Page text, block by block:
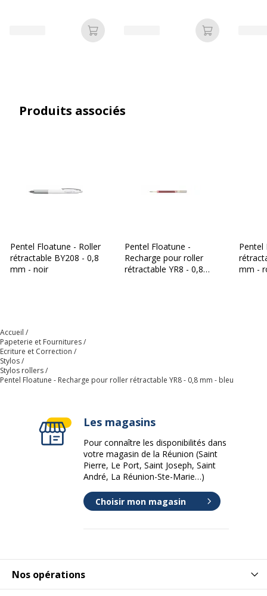
Ajouter au panier Ajouter au
Produits associés
Pentel Floatune - Roller
rétractable BY208 - 0,8
mm - noir
Pentel Floatune -
Recharge pour roller
rétractable YR8 - 0,8
Pentel
mm -
Accueil
Papeterie et Fournitures
Ecriture et Correction
Stylos
Stylos rollers
Pentel Floatune - Recharge pour roller rétractable YR8 - 0,8 mm - bleu
Nos opérations
Les magasins
Pour connaître les disponibilités dans
votre magasin de la Réunion (Saint
Pierre, Le Port, Saint Joseph, Saint
André, La Réunion-Ste-Marie…)
Choisir mon magasin